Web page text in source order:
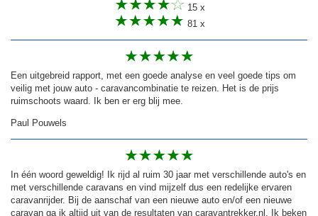
15 x
81 x
Een uitgebreid rapport, met een goede analyse en veel goede tips om
veilig met jouw auto - caravancombinatie te reizen. Het is de prijs
ruimschoots waard. Ik ben er erg blij mee.
Paul Pouwels
In één woord geweldig! Ik rijd al ruim 30 jaar met verschillende auto's en
met verschillende caravans en vind mijzelf dus een redelijke ervaren
caravanrijder. Bij de aanschaf van een nieuwe auto en/of een nieuwe
caravan ga ik altijd uit van de resultaten van caravantrekker.nl. Ik beken